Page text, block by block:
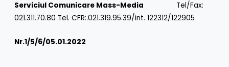
Serviciul Comunicare Mass-Media Tel/Fax:
021.311.70.80 Tel. CFR:.021.319.95.39/int. 122312/122905
Nr.1/5/6/05.01.2022